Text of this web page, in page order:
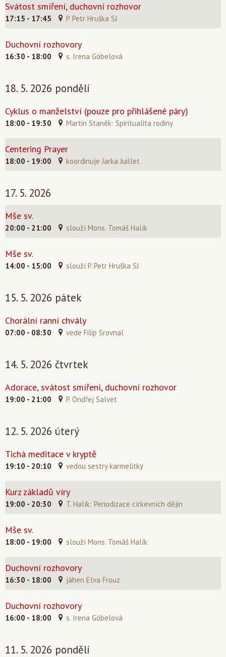
Svátost smíření, duchovní rozhovor
17:15 - 17:45 P. Petr Hruška SJ
Duchovní rozhovory
16:30 - 18:00 s. Irena Göbelová
18. 5. 2026 pondělí
Cyklus o manželství (pouze pro přihlášené páry)
18:00 - 19:30 Martin Staněk: Spiritualita rodiny
Centering Prayer
18:00 - 19:00 koordinuje Jarka Juillet
17. 5. 2026
Mše sv.
20:00 - 21:00 slouží Mons. Tomáš Halík
Mše sv.
14:00 - 15:00 slouží P. Petr Hruška SJ
15. 5. 2026 pátek
Chorální ranní chvály
07:00 - 08:30 vede Filip Srovnal
14. 5. 2026 čtvrtek
Adorace, svátost smíření, duchovní rozhovor
19:00 - 21:00 P. Ondřej Salvet
12. 5. 2026 úterý
Tichá meditace v kryptě
19:10 - 20:10 vedou sestry karmelitky
Kurz základů víry
19:00 - 20:30 T. Halík: Periodizace církevních dějin
Mše sv.
18:00 - 19:00 slouží Mons. Tomáš Halík
Duchovní rozhovory
16:30 - 18:00 jáhen Elva Frouz
Duchovní rozhovory
16:00 - 18:00 s. Irena Göbelová
11. 5. 2026 pondělí